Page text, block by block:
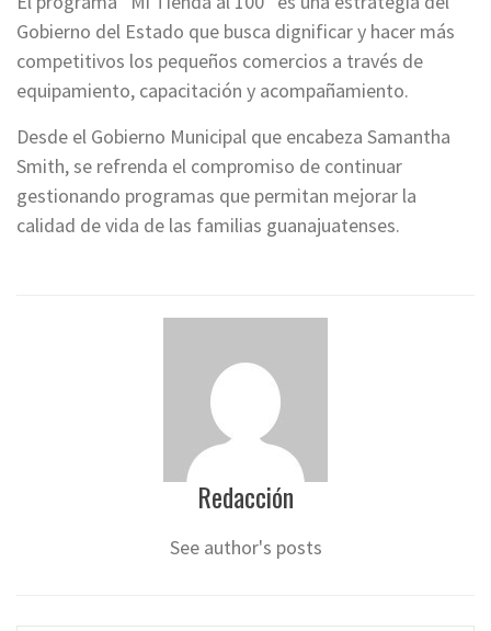
Gobierno del Estado que busca dignificar y hacer más
competitivos los pequeños comercios a través de
equipamiento, capacitación y acompañamiento.
Desde el Gobierno Municipal que encabeza Samantha
Smith, se refrenda el compromiso de continuar
gestionando programas que permitan mejorar la
calidad de vida de las familias guanajuatenses.
Redacción
See author's posts